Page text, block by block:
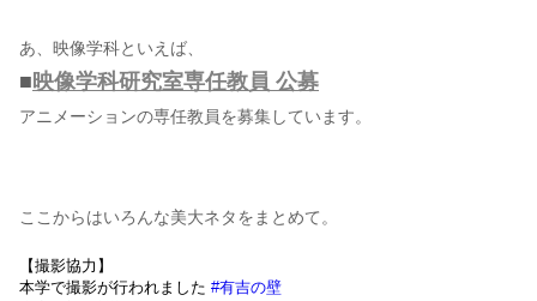
あ、映像学科といえば、
■映像学科研究室専任教員 公募
アニメーションの専任教員を募集しています。
ここからはいろんな美大ネタをまとめて。
【撮影協力】
本学で撮影が行われました #有吉の壁